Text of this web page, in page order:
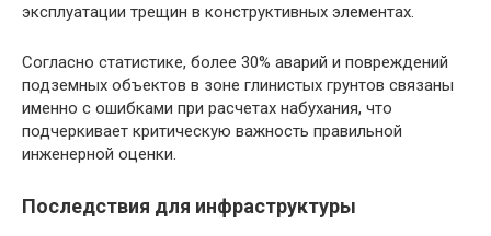
эксплуатации трещин в конструктивных элементах.
Согласно статистике, более 30% аварий и повреждений
подземных объектов в зоне глинистых грунтов связаны
именно с ошибками при расчетах набухания, что
подчеркивает критическую важность правильной
инженерной оценки.
Последствия для инфраструктуры